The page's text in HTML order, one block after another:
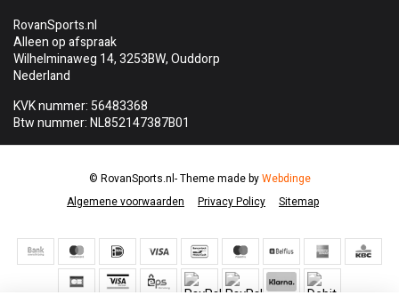
RovanSports.nl
Alleen op afspraak
Wilhelminaweg 14, 3253BW, Ouddorp
Nederland
KVK nummer: 56483368
Btw nummer: NL852147387B01
Algemene voorwaarden Privacy Policy Sitemap
© RovanSports.nl- Theme made byWebdinge